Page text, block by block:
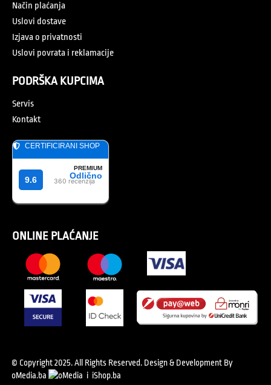
Način plaćanja
Uslovi dostave
Izjava o privatnosti
Uslovi povrata i reklamacije
PODRŠKA KUPCIMA
Servis
Kontakt
ONLINE PLAĆANJE
© Copyright 2025. All Rights Reserved. Design & Development By
oMedia.ba
i iShop.ba